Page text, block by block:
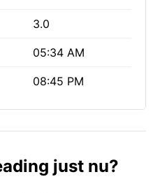
3.0
05:34 AM
08:45 PM
just nu?